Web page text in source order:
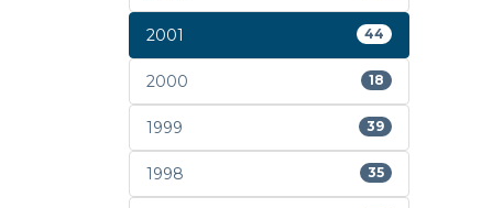
2001 44
2000 18
1999 39
1998 35